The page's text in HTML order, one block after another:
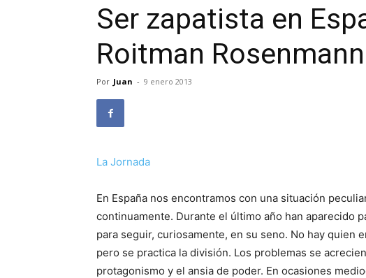
Ser zapatista en
Roitman Rosenmann
Por Juan - 9 enero 2013
La Jornada
En España nos encontramos con una situación
continuamente. Durante el último año han aparecido
para seguir, curiosamente, en su seno. No hay quien
pero se practica la división. Los problemas se
protagonismo y el ansia de poder. En ocasiones